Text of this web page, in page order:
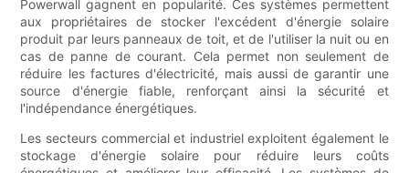
Powerwall gagnent en popularité. Ces systèmes permettent
aux propriétaires de stocker l'excédent d'énergie solaire
produit par leurs panneaux de toit, et de l'utiliser la nuit ou en
cas de panne de courant. Cela permet non seulement de
réduire les factures d'électricité, mais aussi de garantir une
source d'énergie fiable, renforçant ainsi la sécurité et
l'indépendance énergétiques.
Les secteurs commercial et industriel exploitent également le
stockage d'énergie solaire pour réduire leurs coûts